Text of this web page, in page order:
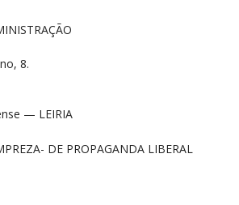
8.
— LEIRIA
DE PROPAGANDA LIBERAL